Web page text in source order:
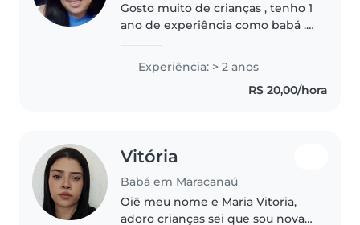
Gosto muito de crianças , tenho 1
ano de experiência como babá .
tiver alguma dúvida sobre minha
experiência de trabalho com
Experiência: > 2 anos
R$ 20,00/hora
Vitória
Babá em Maracanaú
Oiê meu nome e Maria Vitoria,
adoro crianças sei que sou nova